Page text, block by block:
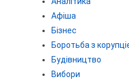
Афіша
Бізнес
Боротьба з
Будівництво
Вибори